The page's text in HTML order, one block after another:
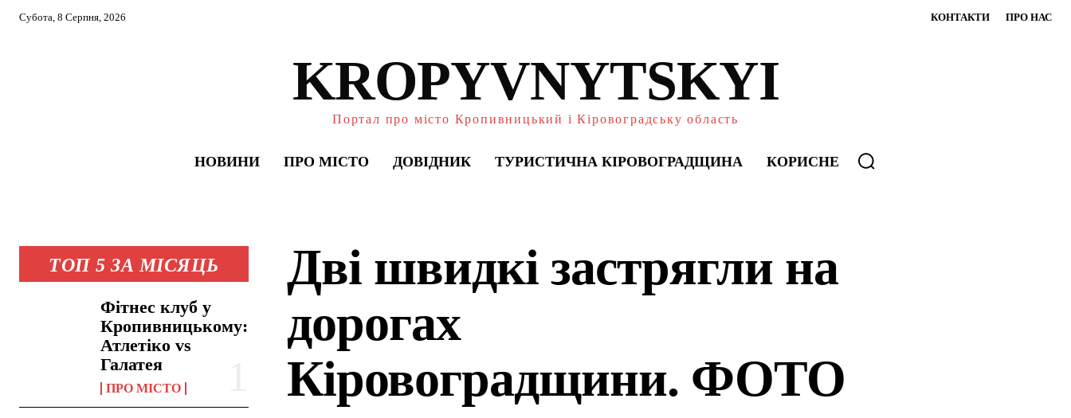
Субота, 8 Серпня, 2026 КОНТАКТИ ПРО НАС
KROPYVNYTSKYI
Портал про місто Кропивницький і Кіровоградську область
НОВИНИ ПРО МІСТО ДОВІДНИК ТУРИСТИЧНА КІРОВОГРАДЩИНА КОРИСНЕ
ТОП 5 ЗА МІСЯЦЬ
Фітнес клуб у
Кропивницькому:
Атлетіко vs
Галатея
ПРО МІСТО
Дві швидкі застрягли на
дорогах
Кіровоградщини. ФОТО